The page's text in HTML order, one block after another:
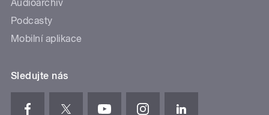
Audioarchiv
Podcasty
Mobilní aplikace
Sledujte nás